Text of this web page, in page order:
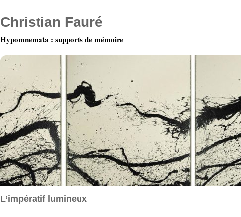
L’impératif lumineux
Christian Fauré
Hypomnemata : supports de mémoire